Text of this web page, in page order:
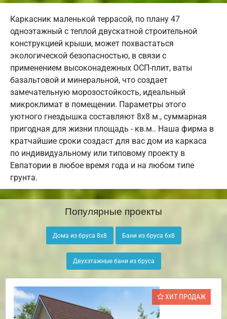
Каркасник маленькой террасой, по плану 47
одноэтажный с теплой двускатной строительной
конструкцией крыши, может похвастаться
экологической безопасностью, в связи с
применением высоконадежных ОСП-плит, ваты
базальтовой и минеральной, что создает
замечательную морозостойкость, идеальный
микроклимат в помещении. Параметры этого
уютного гнездышка составляют 8х8 м., суммарная
пригодная для жизни площадь - кв.м.. Наша фирма в
кратчайшие сроки создаст для вас дом из каркаса
по индивидуальному или типовому проекту в
Евпатории в любое время года и на любом типе
грунта.
Популярные проекты
Дома из бруса 8х8 Бани из бруса 6х8
Двухэтажные бани из бруса
ХИТ ПРОДАЖ